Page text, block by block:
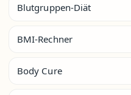
Blutgruppen-Diät
BMI-Rechner
Body Cure